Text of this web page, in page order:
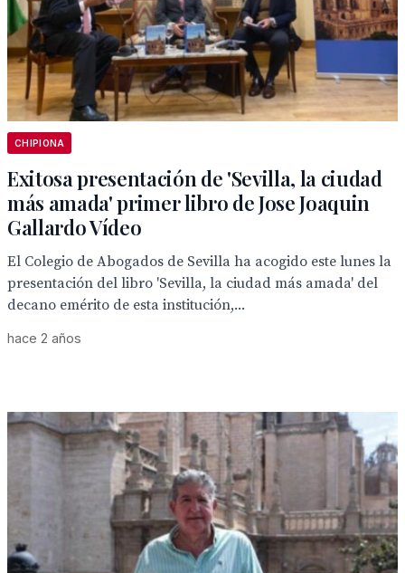
CHIPIONA
Exitosa presentación de 'Sevilla, la ciudad
más amada' primer libro de Jose Joaquin
Gallardo Vídeo
El Colegio de Abogados de Sevilla ha acogido este lunes la
presentación del libro 'Sevilla, la ciudad más amada' del
decano emérito de esta institución,...
hace 2 años